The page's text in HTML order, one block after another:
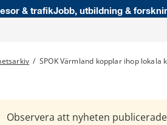
& trafikJobb, utbildning &
/ SPOK Värmland kopplar ihop
Observera att nyheten